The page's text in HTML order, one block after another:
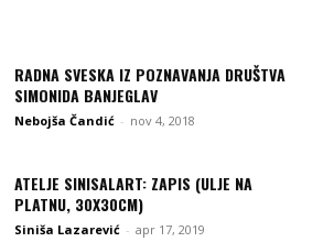
RADNA SVESKA IZ POZNAVANJA DRUŠTVA
SIMONIDA BANJEGLAV
Nebojša Čandić - nov 4, 2018
ATELJE SINISALART: ZAPIS (ULJE NA
PLATNU, 30X30CM)
Siniša Lazarević - apr 17, 2019